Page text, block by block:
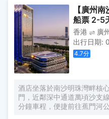
字母“A”，既展中國氣派，
驚歎），Astonishing（令人
乃至全球矚目的中式美學新
國際會展中心綜合體重要組
絲”之設計理念，以大灣區金
灣區、協同港澳、面向世界”
【廣州
船票 2-5
香港 廣
出行日期:
4.7分
酒店坐落於南沙明珠灣畔核
門，近鄰深中通道萬頃沙支
分鐘車程，便捷前往蕉門河